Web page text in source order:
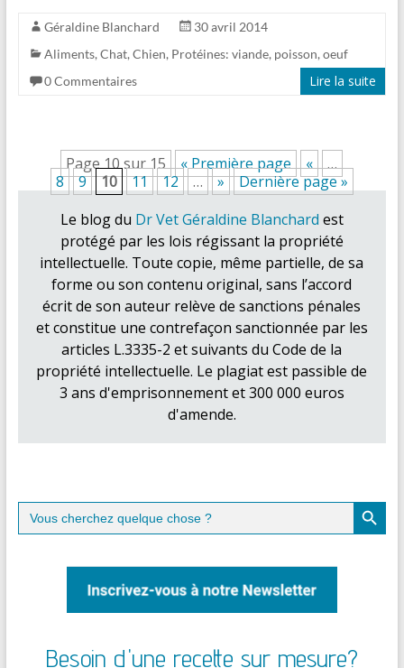
Géraldine Blanchard
30 avril 2014
Aliments, Chat, Chien, Protéines: viande, poisson, oeuf
0 Commentaires
Lire la suite
Page 10 sur 15 « Première page «
…
8
9 10 11 12 … »
Dernière page »
Le blog du Dr Vet Géraldine Blanchard est
protégé par les lois régissant la propriété
intellectuelle. Toute copie, même partielle, de sa
forme ou son contenu original, sans l’accord
écrit de son auteur relève de sanctions pénales
et constitue une contrefaçon sanctionnée par les
articles L.3335-2 et suivants du Code de la
propriété intellectuelle. Le plagiat est passible de
3 ans d'emprisonnement et 300 000 euros
d'amende.
Search
for:
Search Button
Besoin d'une recette sur mesure?